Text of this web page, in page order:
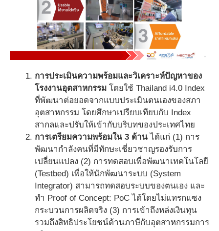
การประเมินความพร้อมและวิเคราะห์ปัญหาของ
โรงงานอุตสาหกรรม โดยใช้ Thailand i4.0 Index
ที่พัฒนาต่อยอดจากแบบประเมินตนเองของสภา
อุตสาหกรรม โดยศึกษาเปรียบเทียบกับ Index
สากลและปรับให้เข้ากับบริบทของประเทศไทย
การเตรียมความพร้อมใน 3 ด้าน ได้แก่ (1) การ
พัฒนากำลังคนที่มีทักษะเชี่ยวชาญรองรับการ
เปลี่ยนแปลง (2) การทดสอบเพื่อพัฒนาเทคโนโลยี
(Testbed) เพื่อให้นักพัฒนาระบบ (System
Integrator) สามารถทดสอบระบบของตนเอง และ
ทำ Proof of Concept: PoC ได้โดยไม่แทรกแซง
กระบวนการผลิตจริง (3) การเข้าถึงหล่งเงินทุน
รวมถึงสิทธิประโยชน์ด้านภาษีกับอุตสาหกรรมการ